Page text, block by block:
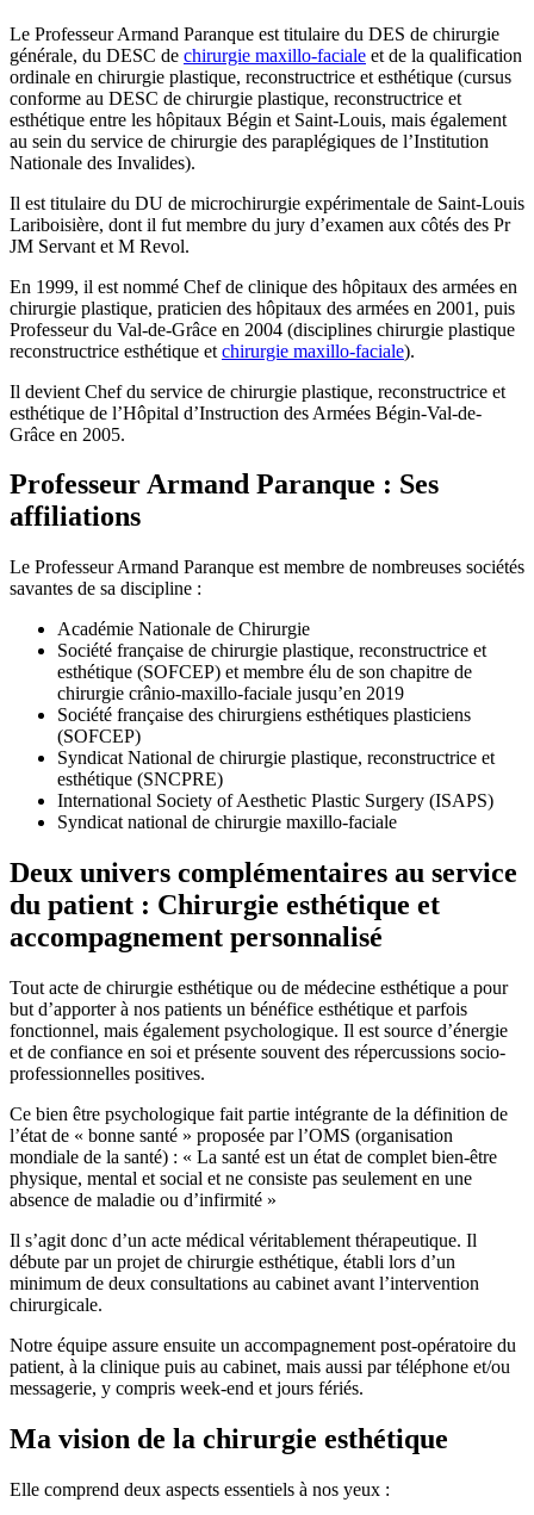
Le Professeur Armand Paranque est titulaire du DES de chirurgie
générale, du DESC de chirurgie maxillo-faciale et de la qualification
ordinale en chirurgie plastique, reconstructrice et esthétique (cursus
conforme au DESC de chirurgie plastique, reconstructrice et
esthétique entre les hôpitaux Bégin et Saint-Louis, mais également
au sein du service de chirurgie des paraplégiques de l’Institution
Nationale des Invalides).
Il est titulaire du DU de microchirurgie expérimentale de Saint-Louis
Lariboisière, dont il fut membre du jury d’examen aux côtés des Pr
JM Servant et M Revol.
En 1999, il est nommé Chef de clinique des hôpitaux des armées en
chirurgie plastique, praticien des hôpitaux des armées en 2001, puis
Professeur du Val-de-Grâce en 2004 (disciplines chirurgie plastique
reconstructrice esthétique et chirurgie maxillo-faciale).
Il devient Chef du service de chirurgie plastique, reconstructrice et
esthétique de l’Hôpital d’Instruction des Armées Bégin-Val-de-
Grâce en 2005.
Professeur Armand Paranque : Ses
affiliations
Le Professeur Armand Paranque est membre de nombreuses sociétés
savantes de sa discipline :
Académie Nationale de Chirurgie
Société française de chirurgie plastique, reconstructrice et
esthétique (SOFCEP) et membre élu de son chapitre de
chirurgie crânio-maxillo-faciale jusqu’en 2019
Société française des chirurgiens esthétiques plasticiens
(SOFCEP)
Syndicat National de chirurgie plastique, reconstructrice et
esthétique (SNCPRE)
International Society of Aesthetic Plastic Surgery (ISAPS)
Syndicat national de chirurgie maxillo-faciale
Deux univers complémentaires au service
du patient : Chirurgie esthétique et
accompagnement personnalisé
Tout acte de chirurgie esthétique ou de médecine esthétique a pour
but d’apporter à nos patients un bénéfice esthétique et parfois
fonctionnel, mais également psychologique. Il est source d’énergie
et de confiance en soi et présente souvent des répercussions socio-
professionnelles positives.
Ce bien être psychologique fait partie intégrante de la définition de
l’état de « bonne santé » proposée par l’OMS (organisation
mondiale de la santé) : « La santé est un état de complet bien-être
physique, mental et social et ne consiste pas seulement en une
absence de maladie ou d’infirmité »
Il s’agit donc d’un acte médical véritablement thérapeutique. Il
débute par un projet de chirurgie esthétique, établi lors d’un
minimum de deux consultations au cabinet avant l’intervention
chirurgicale.
Notre équipe assure ensuite un accompagnement post-opératoire du
patient, à la clinique puis au cabinet, mais aussi par téléphone et/ou
messagerie, y compris week-end et jours fériés.
Ma vision de la chirurgie esthétique
Elle comprend deux aspects essentiels à nos yeux :